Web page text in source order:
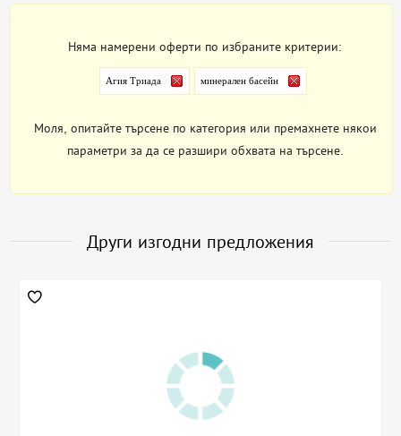
Няма намерени оферти по избраните критерии:
Агия Триада минерален басейн
Моля, опитайте търсене по категория или премахнете някои
параметри за да се разшири обхвата на търсене.
Други изгодни предложения